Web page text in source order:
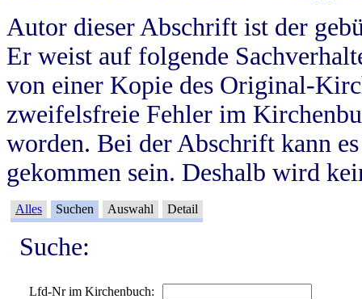
Autor dieser Abschrift ist der
Er weist auf folgende
von einer Kopie des Original-
zweifelsfreie Fehler im
worden. Bei der Abschrift kann
gekommen sein. Deshalb wird
Alles Suchen Auswahl Detail
Suche:
Lfd-Nr im Kirchenbuch: